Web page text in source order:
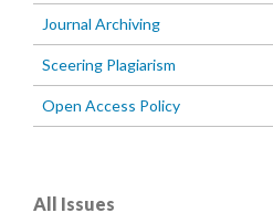
Journal Archiving
Sceering Plagiarism
Open Access Policy
All Issues